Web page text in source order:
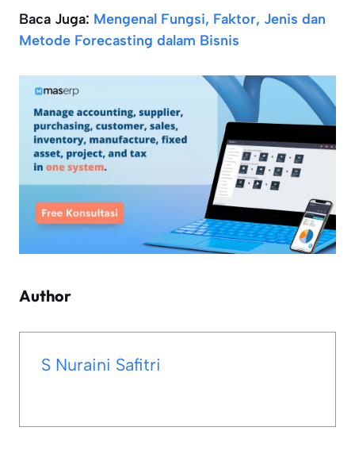
Baca Juga: Mengenal Fungsi, Faktor, Jenis dan
Metode Forecasting dalam Bisnis
Author
S Nuraini Safitri